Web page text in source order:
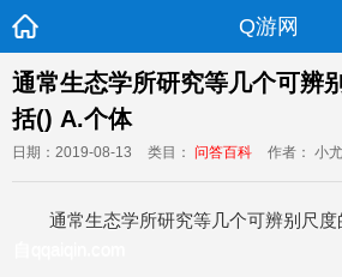
Q游网
通常生态学所研究等几个可辨
括() A.个体
日期：2019-08-13 类目： 问答百科 作者： 小尤
通常生态学所研究等几个可辨别尺